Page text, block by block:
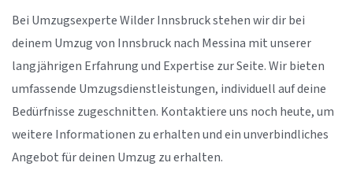
Bei Umzugsexperte Wilder Innsbruck stehen wir dir bei
deinem Umzug von Innsbruck nach Messina mit unserer
langjährigen Erfahrung und Expertise zur Seite. Wir bieten
umfassende Umzugsdienstleistungen, individuell auf deine
Bedürfnisse zugeschnitten. Kontaktiere uns noch heute, um
weitere Informationen zu erhalten und ein unverbindliches
Angebot für deinen Umzug zu erhalten.